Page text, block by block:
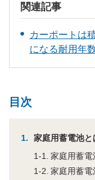
関連記事
カーポートは
になる耐用年
目次
家庭用蓄電池と
家庭用蓄電
家庭用蓄電